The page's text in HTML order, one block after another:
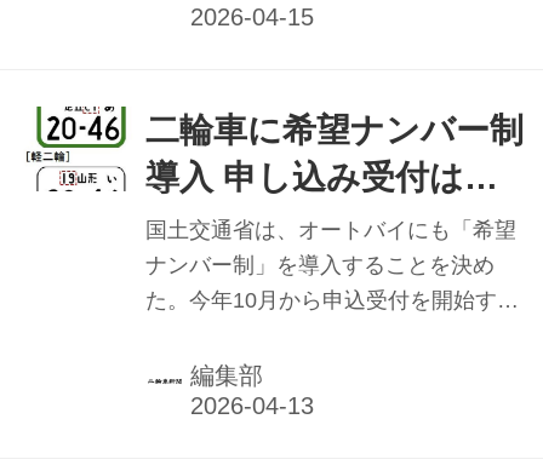
二輪車に希望ナンバー制
導入 申し込み受付は今
年10月
国土交通省は、オートバイにも「希望
ナンバー制」を導入することを決め
た。今年10月から申込受付を開始す
（小型二輪）と軽二輪自動車（軽二
輪）。希望ナンバー制導入に合わせ
編集部